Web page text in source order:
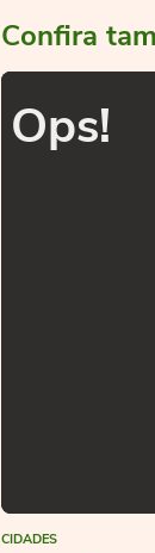
Confira
Ops!
CIDADES